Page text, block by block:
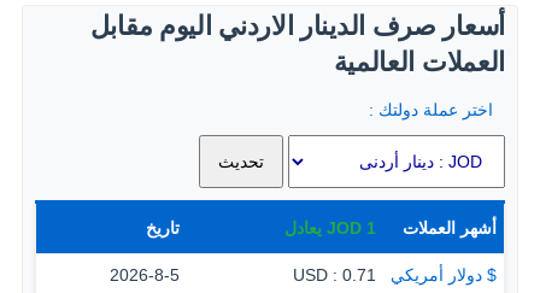
أسعار صرف الدينار الاردني اليوم مقابل
العملات العالمية
اختر عملة دولتك :
أشهر العملات 1
JOD يعادل تاريخ
$ دولار أمريكي 0.71 : USD
2026-8-5